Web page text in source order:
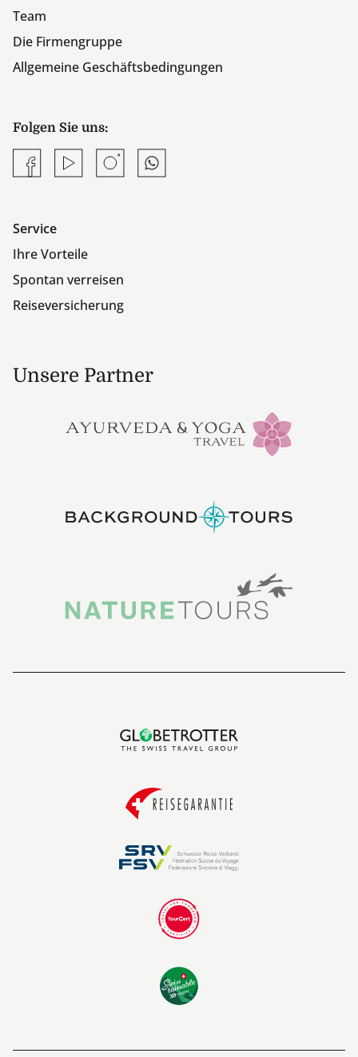
Team
Die Firmengruppe
Allgemeine Geschäftsbedingungen
Folgen Sie uns:
FacebookYouTubeInstagramWhatsapp
Service
Ihre Vorteile
Spontan verreisen
Reiseversicherung
Unsere Partner